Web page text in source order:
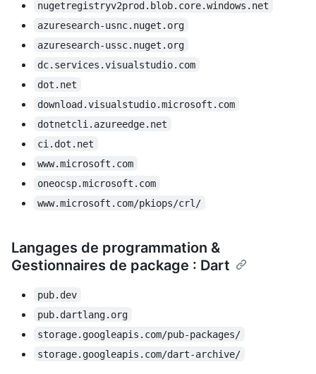
nugetregistryv2prod.blob.core.windows.net
azuresearch-usnc.nuget.org
azuresearch-ussc.nuget.org
dc.services.visualstudio.com
dot.net
download.visualstudio.microsoft.com
dotnetcli.azureedge.net
ci.dot.net
www.microsoft.com
oneocsp.microsoft.com
www.microsoft.com/pkiops/crl/
Langages de programmation &
Gestionnaires de package : Dart
pub.dev
pub.dartlang.org
storage.googleapis.com/pub-packages/
storage.googleapis.com/dart-archive/